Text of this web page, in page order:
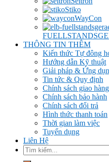
Stiko
WayCon
THÔNG TIN THÊM
Kiến thức Tự đông
Hướng dẫn Kỹ thuật
Giải pháp & Ứng
Tin tức & Quy định
Chính sách giao hàng
Chính sách bảo hành
Chính sách đổi trả
Hình thức thanh toán
Thời gian làm việc
Tuyển dụng
Liên Hệ
Tìm
kiếm: